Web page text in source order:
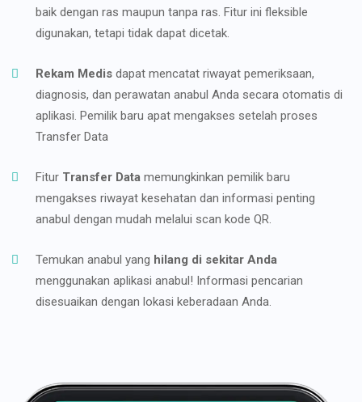
baik dengan ras maupun tanpa ras. Fitur ini fleksible
digunakan, tetapi tidak dapat dicetak.
Rekam Medis dapat mencatat riwayat pemeriksaan,
diagnosis, dan perawatan anabul Anda secara otomatis di
aplikasi. Pemilik baru apat mengakses setelah proses
Transfer Data
Fitur Transfer Data memungkinkan pemilik baru
mengakses riwayat kesehatan dan informasi penting
anabul dengan mudah melalui scan kode QR.
Temukan anabul yang hilang di sekitar Anda
menggunakan aplikasi anabul! Informasi pencarian
disesuaikan dengan lokasi keberadaan Anda.